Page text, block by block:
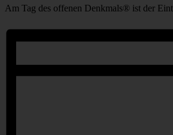
Am Tag des offenen Denkmals® ist der